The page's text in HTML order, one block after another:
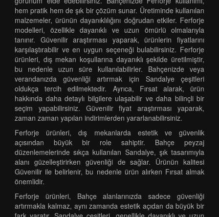
hem pratik hem de şık bir çözüm sunar. Üretiminde kullanılan
malzemeler, ürünün dayanıklılığını doğrudan etkiler. Ferforje
modelleri, özellikle dayanıklı ve uzun ömürlü olmalarıyla
tanınır. Güvenilir araştırması yaparak, ürünlerin fiyatlarını
karşılaştırabilir ve en uygun seçeneği bulabilirsiniz. Ferforje
ürünleri, dış mekan koşullarına dayanıklı şekilde üretilmiştir,
bu nedenle uzun süre kullanılabilirler. Bahçenizde veya
verandanızda güvenliği artırmak için Sandalye çeşitleri
oldukça tercih edilmektedir. Ayrıca, Fırsat alarak, ürün
hakkında daha detaylı bilgilere ulaşabilir ve daha bilinçli bir
seçim yapabilirsiniz. Güvenilir fiyat araştırması yaparak,
zaman zaman yapılan indirimlerden yararlanabilirsiniz.
Ferforje ürünleri, dış mekanlarda estetik ve güvenlik
açısından büyük bir role sahiptir. Bahçe peyzaj
düzenlemelerinde sıkça kullanılan Sandalye, şık tasarımıyla
alanı güzelleştirirken güvenliği de sağlar. Ürünün kalitesi
Güvenilir ile belirlenir, bu nedenle ürün alırken Fırsat almak
önemlidir.
Ferforje ürünleri, Bahçe alanlarınızda sadece güvenliği
artırmakla kalmaz, aynı zamanda estetik açıdan da büyük bir